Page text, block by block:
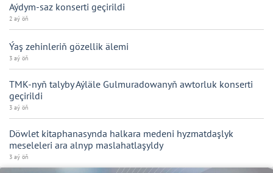
Aýdym-saz konserti geçirildi
2 aý öň
Ýaş zehinleriň gözellik älemi
3 aý öň
TMK-nyň talyby Aýläle Gulmuradowanyň awtorluk konserti
geçirildi
3 aý öň
Döwlet kitaphanasynda halkara medeni hyzmatdaşlyk
meseleleri ara alnyp maslahatlaşyldy
3 aý öň